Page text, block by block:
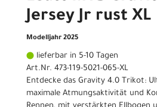
Jersey Jr rust XL
Modelljahr 2025
lieferbar in 5-10 Tagen
Art.Nr. 473-119-5021-065-XL
Entdecke das Gravity 4.0 Trikot:
maximale Atmungsaktivität und